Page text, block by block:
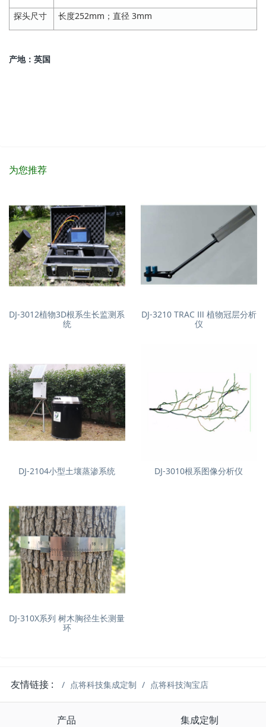
探头尺寸 长度252mm；直径 3mm
产地：英国
为您推荐
DJ-3012植物3D根系生长监测系
统
DJ-3210 TRAC Ⅲ 植物冠层分析
仪
DJ-2104小型土壤蒸渗系统 DJ-3010根系图像分析仪
DJ-310X系列 树木胸径生长测量
环
友情链接 : 点将科技集成定制 点将科技淘宝店
产品 集成定制